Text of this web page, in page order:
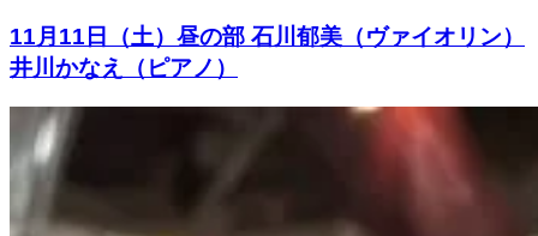
11月11日（土）昼の部 石川郁美（ヴァイオリン）
井川かなえ（ピアノ）